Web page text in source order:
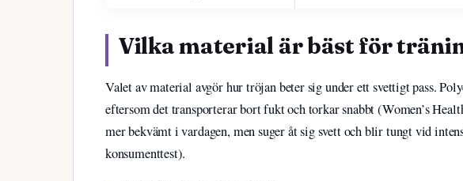
Vilka material är bäst för
Valet av material avgör hur tröjan beter sig under ett svettigt pass.
eftersom det transporterar bort fukt och torkar snabbt (Women’s
mer bekvämt i vardagen, men suger åt sig svett och blir tungt vid
konsumenttest).